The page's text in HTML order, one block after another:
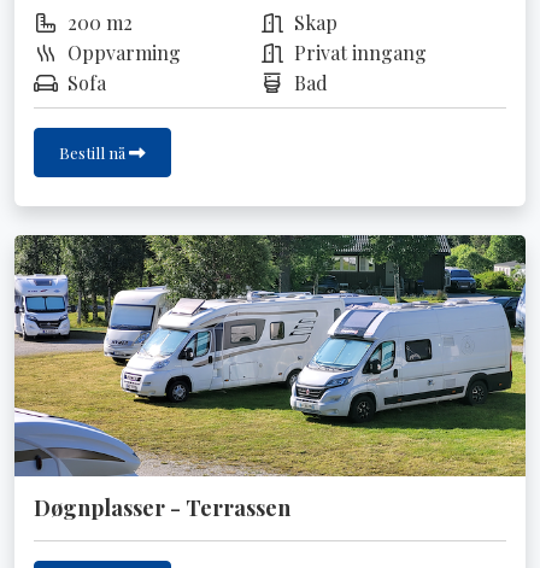
200 m2
Skap
Oppvarming
Privat inngang
Sofa
Bad
Bestill nå
Døgnplasser - Terrassen